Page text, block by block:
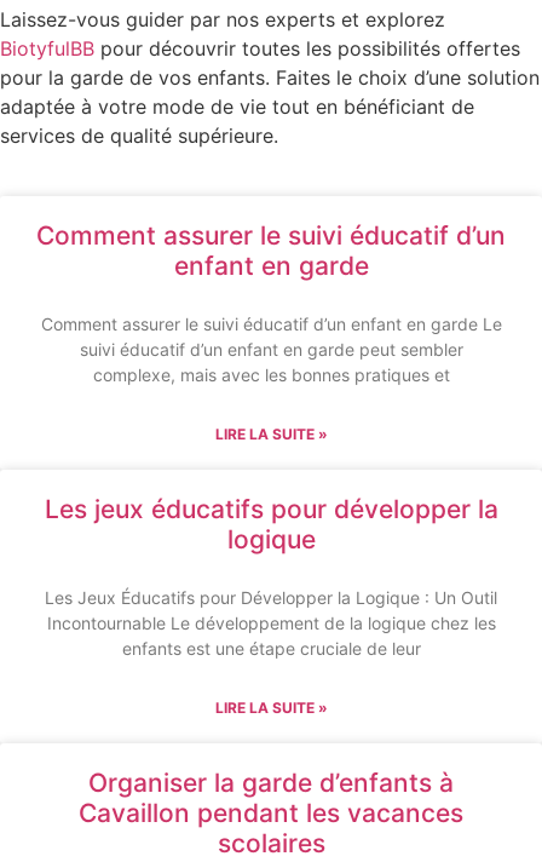
Laissez-vous guider par nos experts et explorez
BiotyfulBB pour découvrir toutes les possibilités offertes
pour la garde de vos enfants. Faites le choix d’une solution
adaptée à votre mode de vie tout en bénéficiant de
services de qualité supérieure.
Comment assurer le suivi éducatif d’un
enfant en garde
Comment assurer le suivi éducatif d’un enfant en garde Le
suivi éducatif d’un enfant en garde peut sembler
complexe, mais avec les bonnes pratiques et
LIRE LA SUITE »
Les jeux éducatifs pour développer la
logique
Les Jeux Éducatifs pour Développer la Logique : Un Outil
Incontournable Le développement de la logique chez les
enfants est une étape cruciale de leur
LIRE LA SUITE »
Organiser la garde d’enfants à
Cavaillon pendant les vacances
scolaires